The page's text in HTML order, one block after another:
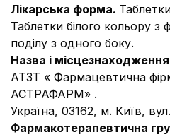
Лікарська форма.
Таблетки білого кольору
поділу з одного боку.
Назва і
АТЗТ « Фармацевтична
АСТРАФАРМ» .
Україна, 03162, м. Київ,
Фармакотерапевтична